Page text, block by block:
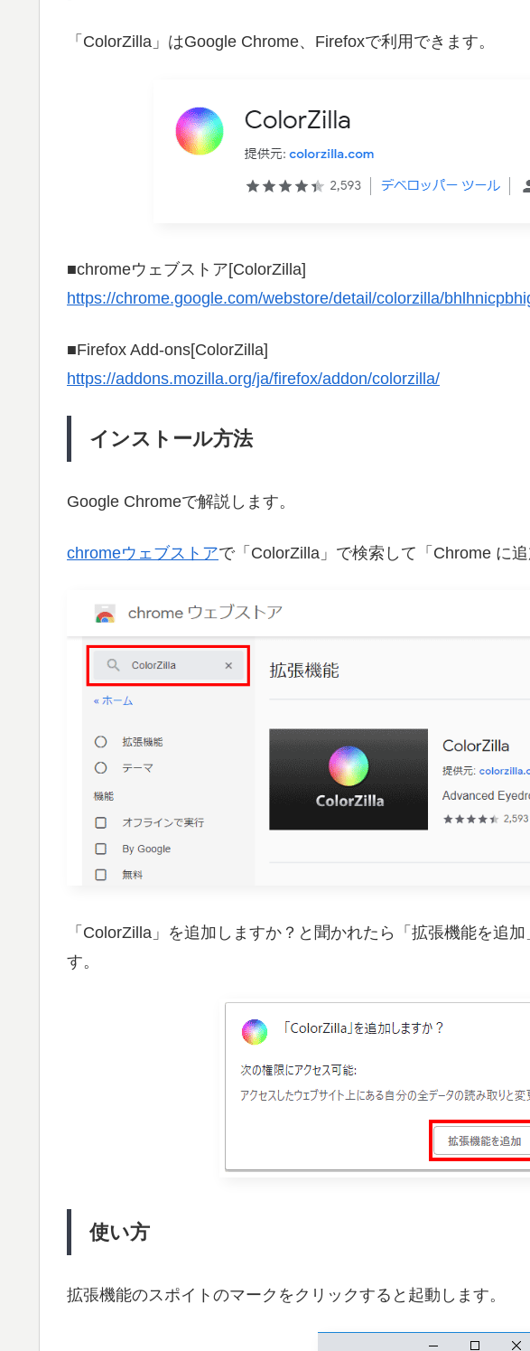
「ColorZilla」はGoogle Chrome、Firefoxで利用できます。
■chromeウェブストア[ColorZilla]
https://chrome.google.com/webstore/detail/colorzilla/
■Firefox Add-ons[ColorZilla]
https://addons.mozilla.org/ja/firefox/addon/colorzilla/
インストール方法
Google Chromeで解説します。
chromeウェブストアで「ColorZilla」で検索して「Chrome に
「ColorZilla」を追加しますか？と聞かれたら「拡張機能を追
す。
使い方
拡張機能のスポイトのマークをクリックすると起動します。